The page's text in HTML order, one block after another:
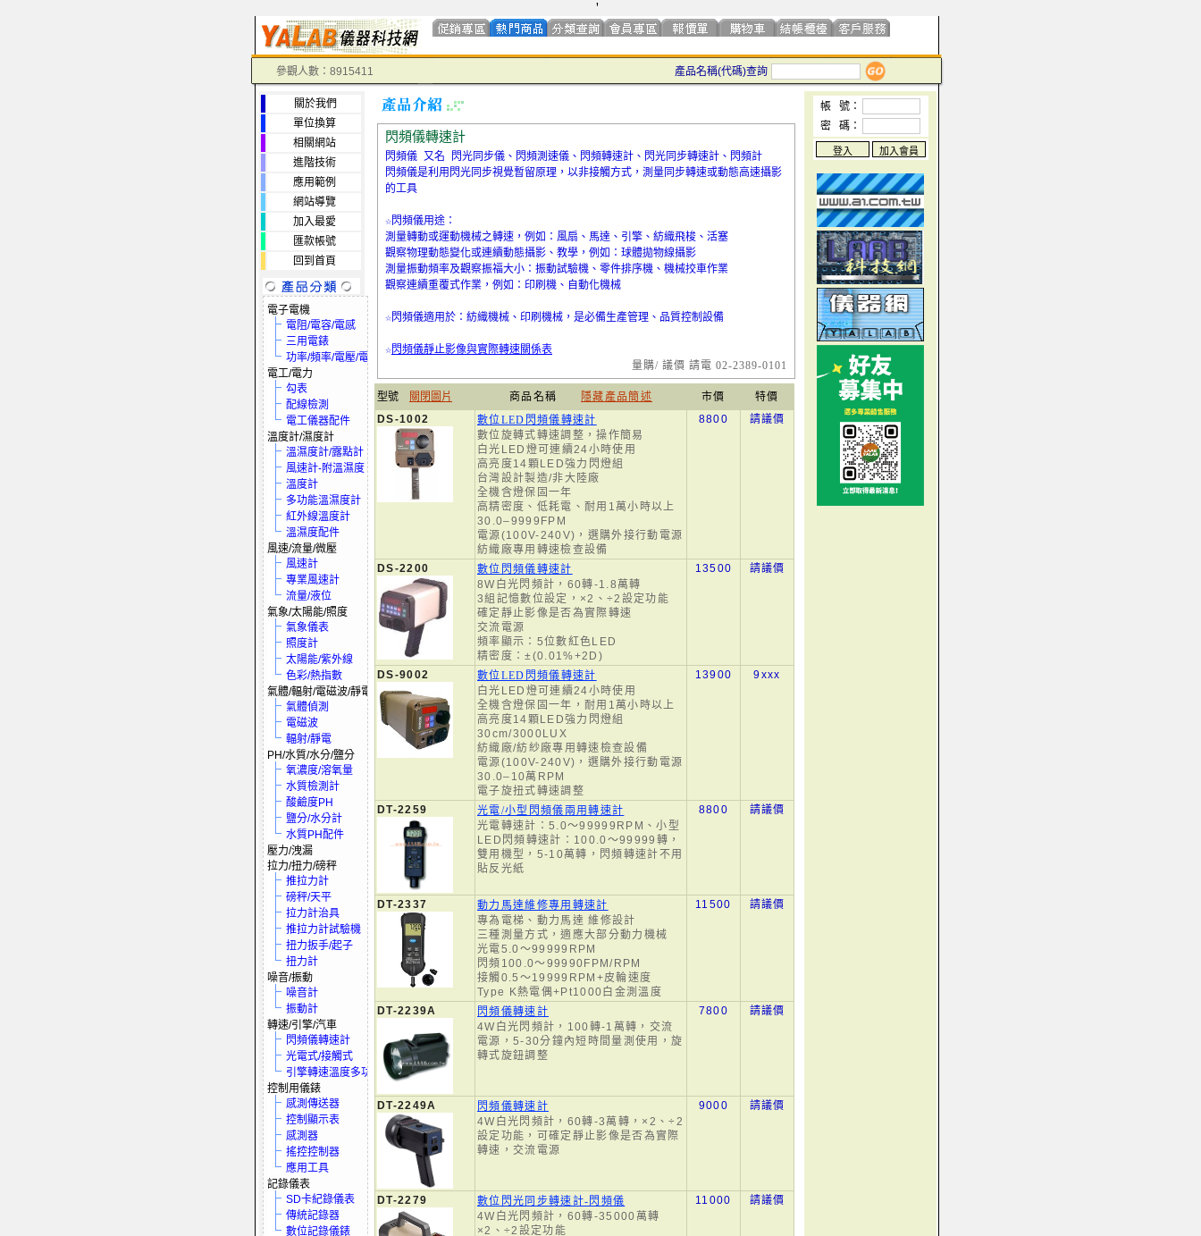
'
參觀人數：8915411 產品名稱(代碼)查詢
關於我們
單位換算
相關網站
進階技術
應用範例
網站導覽
加入最愛
匯款帳號
回到首頁
電子電機
電阻/電容/電感
三用電錶
功率/頻率/電壓/電流
電工/電力
勾表
配線檢測
電工儀器配件
溫度計/濕度計
溫濕度計/露點計
風速計-附溫濕度
溫度計
多功能溫濕度計
紅外線溫度計
溫濕度配件
風速/流量/微壓
風速計
專業風速計
流量/液位
氣象/太陽能/照度
氣象儀表
照度計
太陽能/紫外線
色彩/熱指數
氣體/輻射/電磁波/靜電
氣體偵測
電磁波
輻射/靜電
PH/水質/水分/鹽分
氧濃度/溶氧量
水質檢測計
酸鹼度PH
鹽分/水分計
水質PH配件
壓力/洩漏
拉力/扭力/磅秤
推拉力計
磅秤/天平
拉力計治具
推拉力計試驗機
扭力扳手/起子
扭力計
噪音/振動
噪音計
振動計
轉速/引擎/汽車
閃頻儀轉速計
光電式/接觸式
引擎轉速溫度多功電表
控制用儀錶
感測傳送器
控制顯示表
感測器
搖控控制器
應用工具
記錄儀表
SD卡紀錄儀表
傳統記錄器
數位記錄儀錶
閃頻儀轉速計
閃頻儀 又名 閃光同步儀、閃頻測速儀、閃頻轉速計、閃光同步轉速計、閃頻計
閃頻儀是利用閃光同步視覺暫留原理，以非接觸方式，測量同步轉速或動態高速攝影
的工具
☆閃頻儀用途：
測量轉動或運動機械之轉速，例如：風扇、馬達、引擎、紡織飛梭、活塞
觀察物理動態變化或連續動態攝影、教學，例如：球體拋物線攝影
測量振動頻率及觀察振福大小：振動試驗機、零件排序機、機械挍車作業
觀察連續重覆式作業，例如：印刷機、自動化機械
☆閃頻儀適用於：紡織機械、印刷機械，是必備生產管理、品質控制設備
☆閃頻儀靜止影像與實際轉速關係表
量購/ 議價 請電 02-2389-0101
型號 關閉圖片 商品名稱 隱藏產品簡述 市價
特價
DS-1002
數位LED閃頻儀轉速計
數位旋轉式轉速調整，操作簡易
白光LED燈可連續24小時使用
高亮度14顆LED強力閃燈組
台灣設計製造/非大陸廠
全機含燈保固一年
高精密度、低耗電、耐用1萬小時以上
30.0–9999FPM
電源(100V-240V)，選購外接行動電源
紡織廠專用轉速檢查設備
8800 請議價
DS-2200
數位閃頻儀轉速計
8W白光閃頻計，60轉-1.8萬轉
3組記憶數位設定，×2、÷2設定功能
確定靜止影像是否為實際轉速
交流電源
頻率顯示：5位數紅色LED
精密度：±(0.01%+2D)
13500 請議價
DS-9002
數位LED閃頻儀轉速計
白光LED燈可連續24小時使用
全機含燈保固一年，耐用1萬小時以上
高亮度14顆LED強力閃燈組
30cm/3000LUX
紡織廠/紡紗廠專用轉速檢查設備
電源(100V-240V)，選購外接行動電源
30.0–10萬RPM
電子旋扭式轉速調整
13900 9xxx
DT-2259
光電/小型閃頻儀兩用轉速計
光電轉速計：5.0～99999RPM、小型
LED閃頻轉速計：100.0～99999轉，
雙用機型，5-10萬轉，閃頻轉速計不用
貼反光紙
8800 請議價
DT-2337
動力馬達維修專用轉速計
專為電梯、動力馬達 維修設計
三種測量方式，適應大部分動力機械
光電5.0～99999RPM
閃頻100.0～99990FPM/RPM
接觸0.5～19999RPM+皮輪速度
Type K熱電偶+Pt1000白金測溫度
11500 請議價
DT-2239A
閃頻儀轉速計
4W白光閃頻計，100轉-1萬轉，交流
電源，5-30分鐘內短時間量測使用，旋
轉式旋鈕調整
7800 請議價
DT-2249A
閃頻儀轉速計
4W白光閃頻計，60轉-3萬轉，×2、÷2
設定功能，可確定靜止影像是否為實際
轉速，交流電源
9000 請議價
DT-2279
數位閃光同步轉速計-閃頻儀
4W白光閃頻計，60轉-35000萬轉
×2、÷2設定功能
11000 請議價
帳 號：
密 碼：